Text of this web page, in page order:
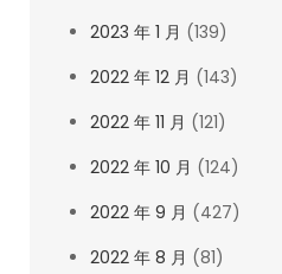
2023 年 1 月 (139)
2022 年 12 月 (143)
2022 年 11 月 (121)
2022 年 10 月 (124)
2022 年 9 月 (427)
2022 年 8 月 (81)